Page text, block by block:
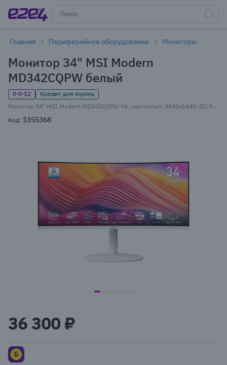
Главная Периферийное оборудование Мониторы
Монитор 34" MSI Modern
MD342CQPW белый
0·0·12
Кредит для юрлиц
Монитор 34" MSI Modern MD342CQPW VA, изогнутый, 3440x1440 (21:9), 300кд/м2, 120 Гц, 1 мс, 178°/178°, HDMI, DisplayPort, USB Type-C, USB-Hub, белый (9S6-3PC59H-036)
Код: 1355368
item
of
5
36 300 ₽